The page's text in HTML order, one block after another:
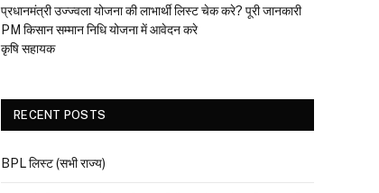
प्रधानमंत्री उज्ज्वला योजना की लाभार्थी लिस्ट चेक करे? पूरी जानकारी
PM किसान सम्मान निधि योजना में आवेदन करे
कृषि सहायक
RECENT POSTS
BPL लिस्ट (सभी राज्य)